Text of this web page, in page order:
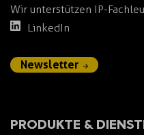
Wir unterstützen IP-
LinkedIn
Newsletter
PRODUKTE &